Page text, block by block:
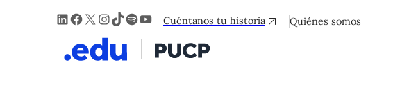
LinkedIn
Facebook
X Instagram
TikTok
Spotify
YouTube
Cuéntanos tu historia Quiénes somos